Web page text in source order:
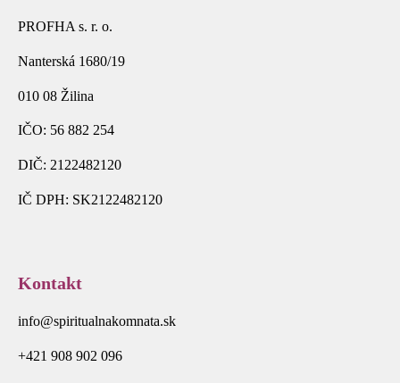
PROFHA s. r. o.
Nanterská 1680/19
010 08 Žilina
IČO: 56 882 254
DIČ: 2122482120
IČ DPH: SK2122482120
Kontakt
info@spiritualnakomnata.sk
+421 908 902 096